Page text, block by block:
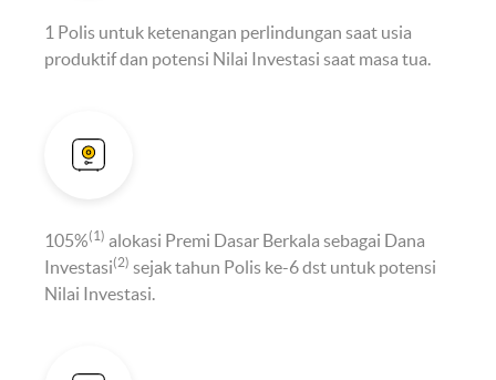
1 Polis untuk ketenangan perlindungan saat usia
produktif dan potensi Nilai Investasi saat masa tua.
105%(1) alokasi Premi Dasar Berkala sebagai Dana
Investasi(2) sejak tahun Polis ke-6 dst untuk potensi
Nilai Investasi.